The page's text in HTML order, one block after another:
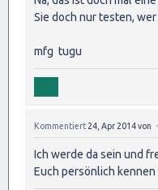
Sie doch nur testen,
mfg tugu
Kommentiert 24, Apr 2014von
Ich werde da sein und
Euch persönlich